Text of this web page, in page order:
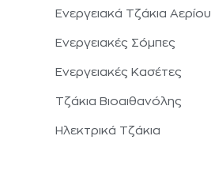
Ενεργειακά Τζάκια Αερίου
Ενεργειακές Σόμπες
Ενεργειακές Κασέτες
Τζάκια Βιοαιθανόλης
Ηλεκτρικά Τζάκια